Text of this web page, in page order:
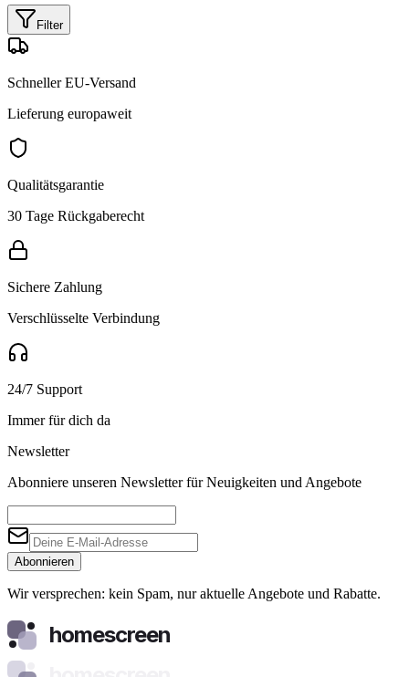
Filter
Schneller EU-Versand
Lieferung europaweit
Qualitätsgarantie
30 Tage Rückgaberecht
Sichere Zahlung
Verschlüsselte Verbindung
24/7 Support
Immer für dich da
Newsletter
Abonniere unseren Newsletter für Neuigkeiten und Angebote
Abonnieren
Wir versprechen: kein Spam, nur aktuelle Angebote und Rabatte.
homescreen